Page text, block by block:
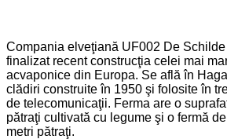
Compania elveţiană UF002 De
finalizat recent construcţia celei mai
acvaponice din Europa. Se află în
clădiri construite în 1950 şi folosite în
de telecomunicaţii. Ferma are o
pătraţi cultivată cu legume şi o fermă
metri pătraţi.